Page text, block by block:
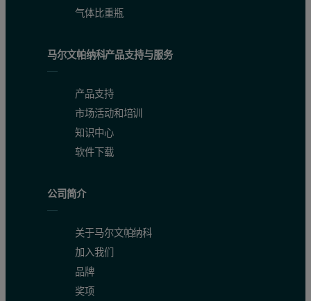
气体比重瓶
马尔文帕纳科产品支持与服务
产品支持
市场活动和培训
知识中心
软件下载
公司简介
关于马尔文帕纳科
加入我们
品牌
奖项